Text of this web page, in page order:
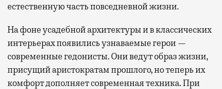
естественную часть повседневной жизни.
На фоне усадебной архитектуры и в классических
интерьерах появились узнаваемые герои —
современные гедонисты. Они ведут образ жизни,
присущий аристократам прошлого, но теперь их
комфорт дополняет современная техника. При